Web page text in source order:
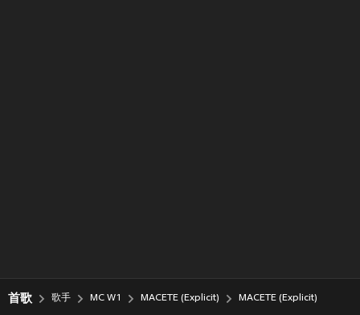
首歌 歌手 MC W1 MACETE (Explicit) MACETE (Explicit)